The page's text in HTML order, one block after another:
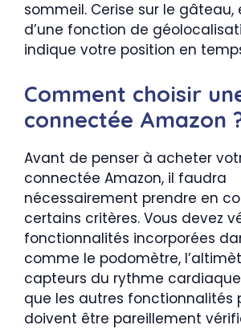
sommeil. Cerise sur le gâteau,
d’une fonction de
indique votre position en
Comment choisir
connectée Amazon
Avant de penser à acheter
connectée Amazon, il faudra
nécessairement prendre en
certains critères. Vous devez
fonctionnalités incorporées
comme le podomètre,
capteurs du rythme cardiaque.
que les autres fonctionnalités
doivent être pareillement